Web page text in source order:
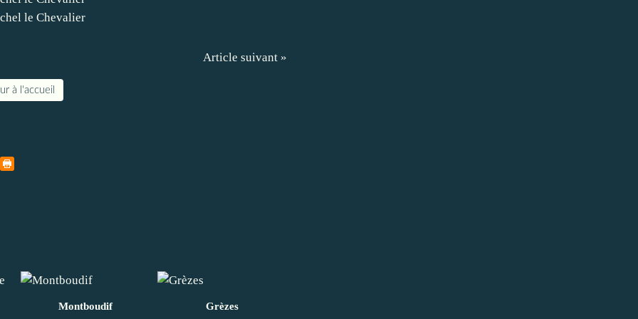
Article suivant »
à l'accueil
Montboudif Grèzes